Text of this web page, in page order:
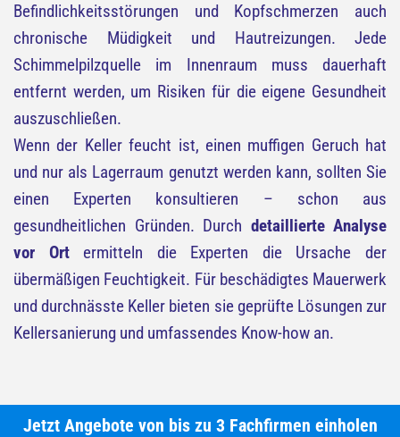
Befindlichkeitsstörungen und Kopfschmerzen auch
chronische Müdigkeit und Hautreizungen. Jede
Schimmelpilzquelle im Innenraum muss dauerhaft
entfernt werden, um Risiken für die eigene Gesundheit
auszuschließen.
Wenn der Keller feucht ist, einen muffigen Geruch hat
und nur als Lagerraum genutzt werden kann, sollten Sie
einen Experten konsultieren – schon aus
gesundheitlichen Gründen. Durch detaillierte Analyse
vor Ortermitteln die Experten die Ursache der
übermäßigen Feuchtigkeit. Für beschädigtes Mauerwerk
und durchnässte Keller bieten sie geprüfte Lösungen zur
Kellersanierung und umfassendes Know-how an.
Jetzt Angebote von bis zu 3 Fachfirmen einholen